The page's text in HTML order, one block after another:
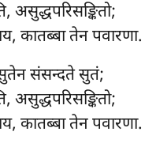
असुद्धपरिसङ्कितो;
कातब्बा तेन पवारणा.
संसन्दते सुतं;
असुद्धपरिसङ्कितो;
कातब्बा तेन पवारणा.